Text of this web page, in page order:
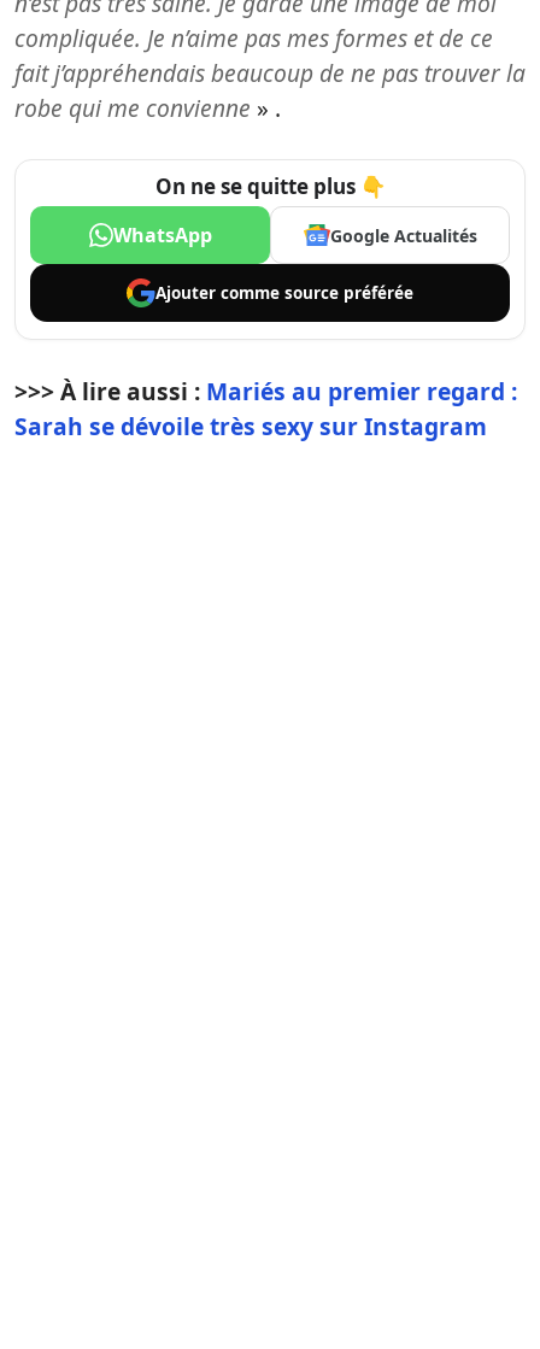
compliquée. Je n’aime pas mes formes et de ce
fait j’appréhendais beaucoup de ne pas trouver la
robe qui me convienne » .
On ne se quitte plus 👇
WhatsApp Google Actualités
Ajouter comme source préférée
>>> À lire aussi : Mariés au premier regard :
Sarah se dévoile très sexy sur Instagram